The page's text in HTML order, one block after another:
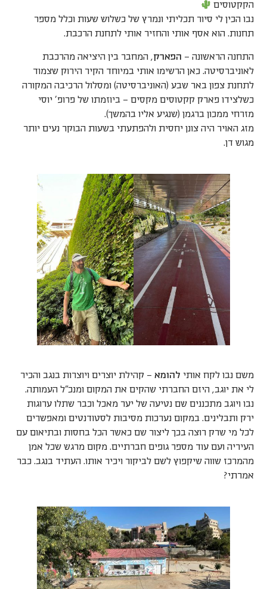
הקקטוסים
נבו הכין לי סיור תכליתי ונמרץ של כשלוש שעות וכלל מספר
תחנות. הוא אסף אותי והחזיר אותי לתחנת הרכבת.
התחנה הראשונה – הפארק, המחבר בין היציאה מהרכבת
לאוניברסיטה. כאן הרשימו אותי במיוחד הקיר הירוק שצמוד
לתחנת צפון באר שבע (האוניברסיטה) ומסלול הרכיבה המקורה
כשלצידו פארק קקטוסים מקסים – ביוזמתו של פרופ' יוסי
מזרחי ממכון ברגמן (שנגיע אליו בהמשך).
מזג האויר היה צונן יחסית ולהפתעתי בשעות הבוקר נעים יותר
מגוש דן.
משם נבו לקח אותי להומא – קהילת יוצרים ויוצרות בנגב והכיר
לי את יוגב, היזם החברתי שהקים את המקום ומנכ"ל העמותה.
נבו ויוגב מתכננים שם נטיעה של יער מאכל וכבר שתלו ערוגות
ירק ותבלינים. במקום נערכות מסיבות לסטודנטים ומאפשרים
לכל מי שרק רוצה בכך ליצור שם כאשר הכל בחסות ובתיאום עם
העיריה ועם עוד מספר גופים חברתיים. מקום מרגש שכל אמן
מהמרכז שווה שיקפוץ לשם לביקור ויכיר אותו. העתיד בנגב. כבר
אמרתי?